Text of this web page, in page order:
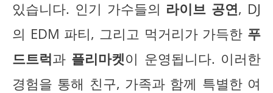
있습니다. 인기 가수들의 라이브 공연, DJ
의 EDM 파티, 그리고 먹거리가 가득한 푸
드트럭과 플리마켓이 운영됩니다. 이러한
경험을 통해 친구, 가족과 함께 특별한 여